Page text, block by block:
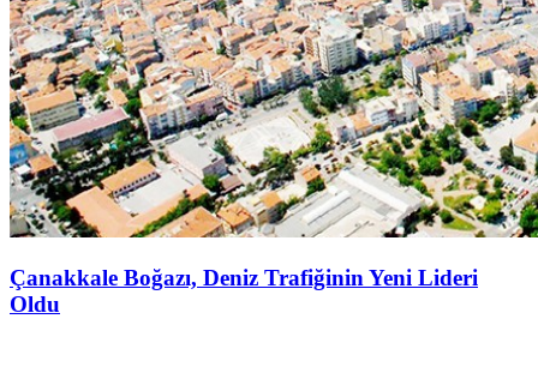
Çanakkale Boğazı, Deniz Trafiğinin Yeni Lideri
Oldu